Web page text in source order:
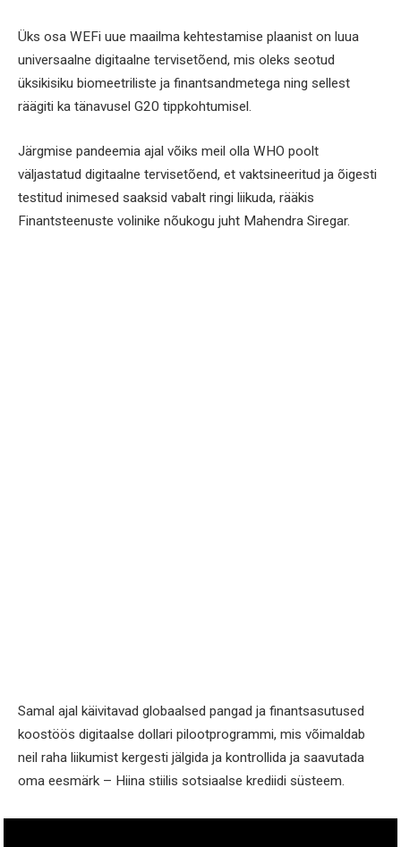
Üks osa WEFi uue maailma kehtestamise plaanist on luua
universaalne digitaalne tervisetõend, mis oleks seotud
üksikisiku biomeetriliste ja finantsandmetega ning sellest
räägiti ka tänavusel G20 tippkohtumisel.
Järgmise pandeemia ajal võiks meil olla WHO poolt
väljastatud digitaalne tervisetõend, et vaktsineeritud ja õigesti
testitud inimesed saaksid vabalt ringi liikuda, rääkis
Finantsteenuste volinike nõukogu juht Mahendra Siregar.
Samal ajal käivitavad globaalsed pangad ja finantsasutused
koostöös digitaalse dollari pilootprogrammi, mis võimaldab
neil raha liikumist kergesti jälgida ja kontrollida ja saavutada
oma eesmärk – Hiina stiilis sotsiaalse krediidi süsteem.